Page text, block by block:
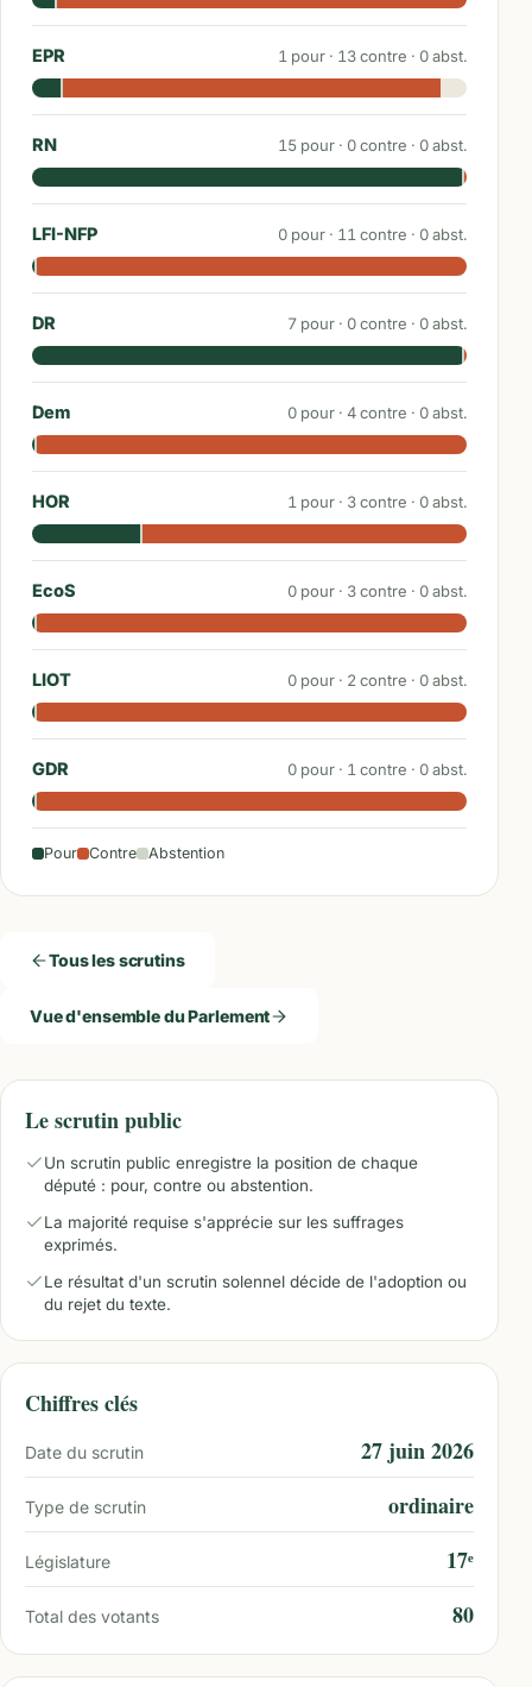
EPR 1 pour · 13contre · 0abst.
RN 15 pour · 0contre · 0abst.
LFI-NFP 0 pour · 11 contre · 0abst.
DR 7 pour · 0contre · 0abst.
Dem 0 pour · 4contre · 0abst.
HOR 1 pour · 3contre · 0abst.
EcoS 0 pour · 3contre · 0abst.
LIOT 0 pour · 2 contre · 0abst.
GDR 0 pour · 1 contre · 0abst.
Pour Contre Abstention
Tous les scrutins
Vue d'ensemble du Parlement
Le scrutin public
Un scrutin public enregistre la position de chaque
député : pour, contre ou abstention.
La majorité requise s'apprécie sur les suffrages
exprimés.
Le résultat d'un scrutin solennel décide de l'adoption ou
du rejet du texte.
Chiffres clés
Date du scrutin 27 juin 2026
Type de scrutin ordinaire
Législature 17ᵉ
Total des votants 80